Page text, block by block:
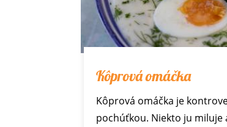
Kôprová omáčka
Kôprová omáčka je
pochúťkou. Niekto ju miluje